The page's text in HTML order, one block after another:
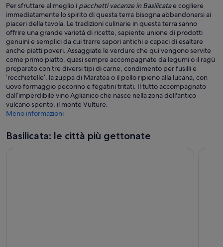
Per sfruttare al meglio i pacchetti vacanze in Basilicatae cogliere
immediatamente lo spirito di questa terra bisogna abbandonarsi ai
piaceri della tavola. Le tradizioni culinarie in questa terra sanno
offrire una grande varietà di ricette, sapiente unione di prodotti
genuini e semplici da cui trarre sapori antichi e capaci di esaltare
anche piatti poveri. Assaggiate le verdure che qui vengono servite
come primo piatto, quasi sempre accompagnate da legumi o il ragù
preparato con tre diversi tipi di carne, condimento per fusilli e
‘recchietelle’, la zuppa di Maratea o il pollo ripieno alla lucana, con
uovo formaggio pecorino e fegatini tritati. Il tutto accompagnato
dall’imperdibile vino Aglianico che nasce nella zona dell'antico
vulcano spento, il monte Vulture.
Meno informazioni
Basilicata: le città più gettonate